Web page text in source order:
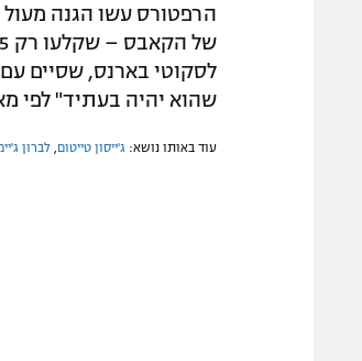
הרפטורס עשו הגנה מעול
שהוא יהיה בעתיד" לפי
עוד באותו נושא: ג'ייסון טייטום לברון